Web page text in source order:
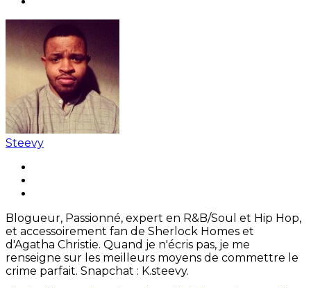
Steevy
Blogueur, Passionné, expert en R&B/Soul et Hip Hop,
et accessoirement fan de Sherlock Homes et
d'Agatha Christie. Quand je n'écris pas, je me
renseigne sur les meilleurs moyens de commettre le
crime parfait. Snapchat : K.steevy.